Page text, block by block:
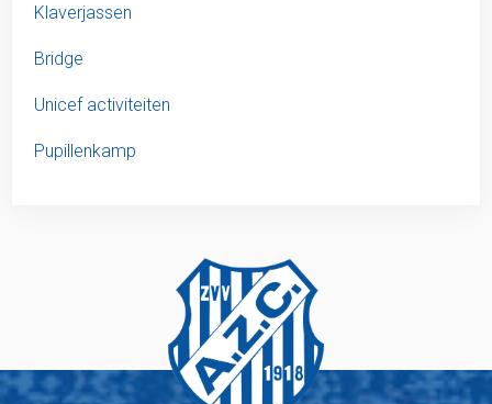
Klaverjassen
Bridge
Unicef activiteiten
Pupillenkamp